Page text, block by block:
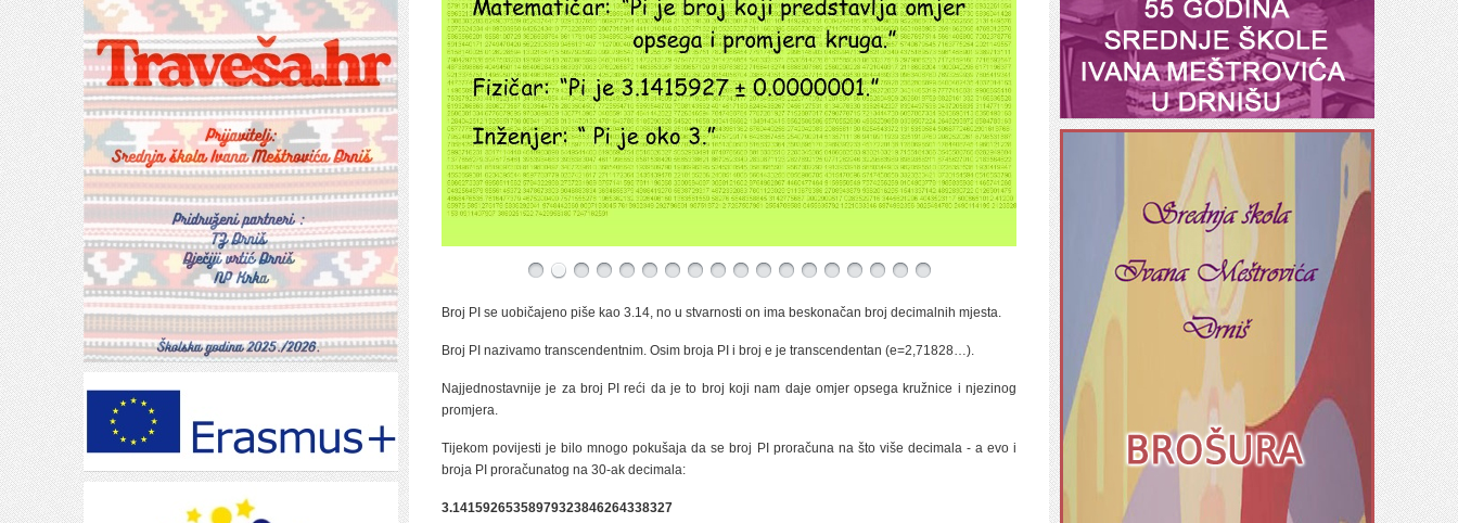
Broj PI se uobičajeno piše kao 3.14, no u stvarnosti on ima beskonačan broj decimalnih mjesta.
Broj PI nazivamo transcendentnim. Osim broja PI i broj e je transcendentan (e=2,71828…).
Najjednostavnije je za broj PI reći da je to broj koji nam daje omjer opsega kružnice i njezinog
promjera.
Tijekom povijesti je bilo mnogo pokušaja da se broj PI proračuna na što više decimala - a evo i
broja PI proračunatog na 30-ak decimala:
3.14159265358979323846264338327